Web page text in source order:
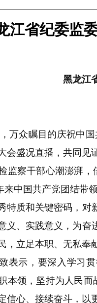
江省纪委监
黑龙江
众瞩目的庆祝中国
会盛况直播，共同见
察干部心潮澎湃，倍
来中国共产党团结带
特质和关键密码，对
义、实践意义，为奋
，立足本职、无私奉
示，要深入学习贯
本领，坚持为人民
信心、接续奋斗，以